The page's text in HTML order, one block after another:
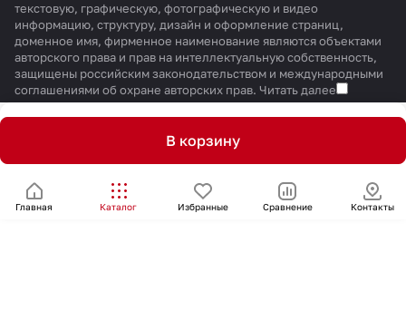
В корзину
Главная Каталог Избранные Сравнение Контакты
текстовую, графическую, фотографическую и видео
информацию, структуру, дизайн и оформление страниц,
доменное имя, фирменное наименование являются объектами
авторского права и прав на интеллектуальную собственность,
защищены российским законодательством и международными
соглашениями об охране авторских прав. Читать далее